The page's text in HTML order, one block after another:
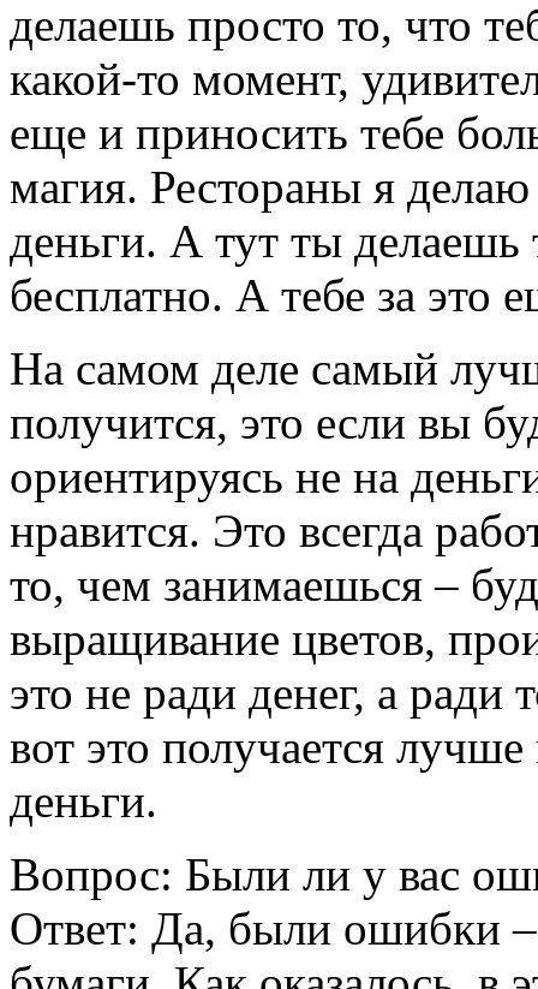
делаешь просто то, что
какой-то момент,
еще и приносить тебе
магия. Рестораны я
деньги. А тут ты делаешь
бесплатно. А тебе за это
На самом деле самый
получится, это если вы
ориентируясь не на
нравится. Это всегда
то, чем занимаешься –
выращивание цветов,
это не ради денег, а ради
вот это получается
деньги.
Вопрос: Были ли у вас
Ответ: Да, были ошибки